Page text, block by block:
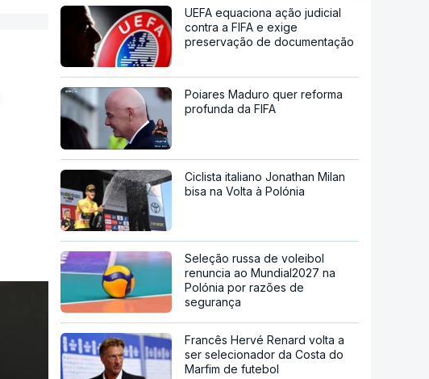
UEFA equaciona ação judicial
contra a FIFA e exige
preservação de documentação
Poiares Maduro quer reforma
profunda da FIFA
Ciclista italiano Jonathan Milan
bisa na Volta à Polónia
Seleção russa de voleibol
renuncia ao Mundial2027 na
Polónia por razões de
segurança
Francês Hervé Renard volta a
ser selecionador da Costa do
Marfim de futebol